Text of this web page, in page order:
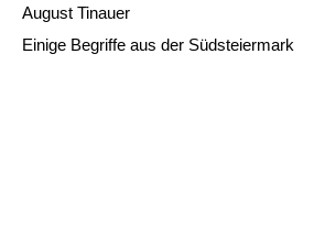
August Tinauer
Einige Begriffe aus der Südsteiermark